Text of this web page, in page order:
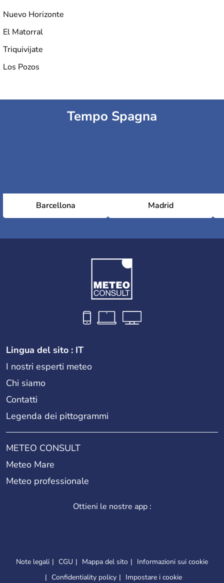
Nuevo Horizonte
El Matorral
Triquivijate
Los Pozos
Tempo Spagna
Barcellona Madrid
Lingua del sito : IT
I nostri esperti meteo
Chi siamo
Contatti
Legenda dei pittogrammi
METEO CONSULT
Meteo Mare
Meteo professionale
Ottieni le nostre app :
Note legali CGU Mappa del sito
Informazioni sui cookie
Confidentiality policy
Impostare i cookie